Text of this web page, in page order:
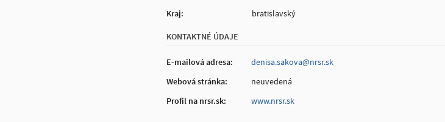
Kraj:
bratislavský
KONTAKTNÉ ÚDAJE
E-mailová adresa:
denisa.sakova@nrsr.sk
Webová stránka:
neuvedená
Profil na nrsr.sk:
www.nrsr.sk